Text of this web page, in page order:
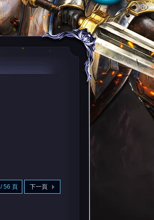
/ 56 頁 下一頁
回首頁